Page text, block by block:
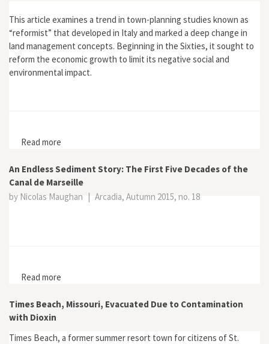
This article examines a trend in town-planning studies known as
“reformist” that developed in Italy and marked a deep change in
land management concepts. Beginning in the Sixties, it sought to
reform the economic growth to limit its negative social and
environmental impact.
Read more
Sixties to the Present”
An Endless Sediment Story: The First Five Decades of the
Canal de Marseille
by Nicolas Maughan | Arcadia, Autumn 2015, no. 18
Read more
Times Beach, Missouri, Evacuated Due to Contamination
with Dioxin
Times Beach, a former summer resort town for citizens of St.